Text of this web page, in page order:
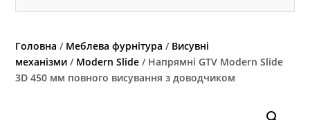
Головна / Меблева фурнітура / Висувні
механізми / Modern Slide / Напрямні GTV Modern Slide
3D 450 мм повного висування з доводчиком